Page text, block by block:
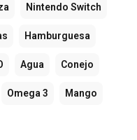
Nintendo Switch
Hamburguesa
Agua Conejo
Omega 3 Mango